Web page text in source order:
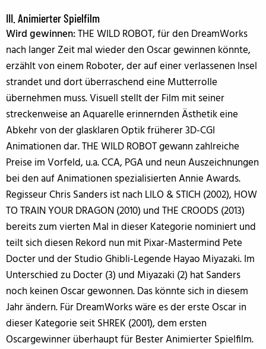
III. Animierter Spielfilm
Wird gewinnen:THE WILD ROBOT, für den DreamWorks
nach langer Zeit mal wieder den Oscar gewinnen könnte,
erzählt von einem Roboter, der auf einer verlassenen Insel
strandet und dort überraschend eine Mutterrolle
übernehmen muss. Visuell stellt der Film mit seiner
streckenweise an Aquarelle erinnernden Ästhetik eine
Abkehr von der glasklaren Optik früherer 3D-CGI
Animationen dar. THE WILD ROBOT gewann zahlreiche
Preise im Vorfeld, u.a. CCA, PGA und neun Auszeichnungen
bei den auf Animationen spezialisierten Annie Awards.
Regisseur Chris Sanders ist nach LILO & STICH (2002), HOW
TO TRAIN YOUR DRAGON (2010) und THE CROODS (2013)
bereits zum vierten Mal in dieser Kategorie nominiert und
teilt sich diesen Rekord nun mit Pixar-Mastermind Pete
Docter und der Studio Ghibli-Legende Hayao Miyazaki. Im
Unterschied zu Docter (3) und Miyazaki (2) hat Sanders
noch keinen Oscar gewonnen. Das könnte sich in diesem
Jahr ändern. Für DreamWorks wäre es der erste Oscar in
dieser Kategorie seit SHREK (2001), dem ersten
Oscargewinner überhaupt für Bester Animierter Spielfilm.